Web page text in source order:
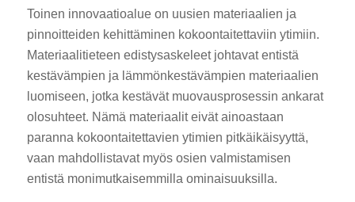
Toinen innovaatioalue on uusien materiaalien ja
pinnoitteiden kehittäminen kokoontaitettaviin ytimiin.
Materiaalitieteen edistysaskeleet johtavat entistä
kestävämpien ja lämmönkestävämpien materiaalien
luomiseen, jotka kestävät muovausprosessin ankarat
olosuhteet. Nämä materiaalit eivät ainoastaan
paranna kokoontaitettavien ytimien pitkäikäisyyttä,
vaan mahdollistavat myös osien valmistamisen
entistä monimutkaisemmilla ominaisuuksilla.